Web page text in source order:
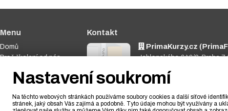
Menu
Domů
Proč školení od nás
Dárkové poukazy
Blog
Kontakt
PrimaKurzy.cz
Jablonského 640/2, Praha 7
773 348 790
info@primakurzy.cz
Nastavení soukromí
Na těchto webových stránkách používáme soubory cookies a další síťové
stránek, jaký obsah Vás zajímá a podobně. Tyto údaje mohou být využívány a